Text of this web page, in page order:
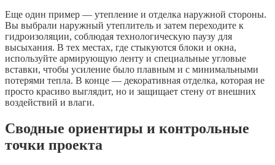
Еще один пример — утепление и отделка наружной стороны.
Вы выбрали наружный утеплитель и затем переходите к
гидроизоляции, соблюдая технологическую паузу для
высыхания. В тех местах, где стыкуются блоки и окна,
используйте армирующую ленту и специальные угловые
вставки, чтобы усиление было плавным и с минимальными
потерями тепла. В конце — декоративная отделка, которая не
просто красиво выглядит, но и защищает стену от внешних
воздействий и влаги.
Сводные ориентиры и контрольные
точки проекта